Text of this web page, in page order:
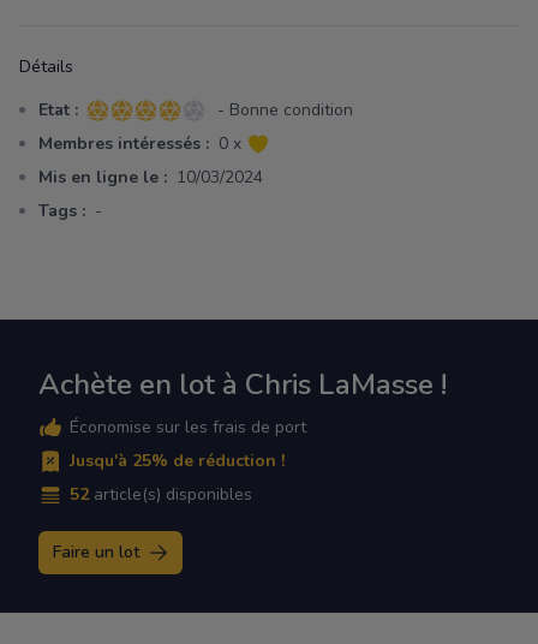
Détails
Etat : 4 sur 5 étoiles
- Bonne condition
Membres intéressés : 0 x
Mis en ligne le : 10/03/2024
Tags : -
Achète en lot à Chris LaMasse !
Économise sur les frais de port
Jusqu'à 25% de réduction !
52 article(s) disponibles
Faire un lot